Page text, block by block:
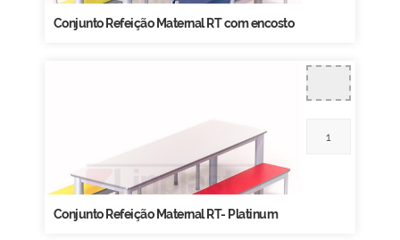
Conjunto Refeição Maternal RT com encosto
Conjunto Refeição Maternal RT- Platinum